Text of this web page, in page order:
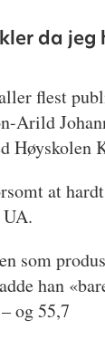
da jeg
flest
Arild
Høyskolen
at
som
han
og 55,7